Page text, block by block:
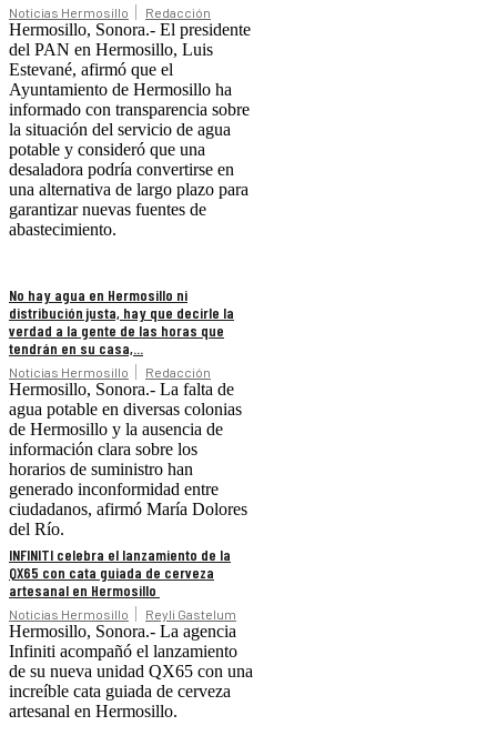
Noticias Hermosillo Redacción
Hermosillo, Sonora.- El presidente
del PAN en Hermosillo, Luis
Estevané, afirmó que el
Ayuntamiento de Hermosillo ha
informado con transparencia sobre
la situación del servicio de agua
potable y consideró que una
desaladora podría convertirse en
una alternativa de largo plazo para
garantizar nuevas fuentes de
abastecimiento.
No hay agua en Hermosillo ni
distribución justa, hay que decirle la
verdad a la gente de las horas que
tendrán en su casa,...
Noticias Hermosillo Redacción
Hermosillo, Sonora.- La falta de
agua potable en diversas colonias
de Hermosillo y la ausencia de
información clara sobre los
horarios de suministro han
generado inconformidad entre
ciudadanos, afirmó María Dolores
del Río.
INFINITI celebra el lanzamiento de la
QX65 con cata guiada de cerveza
artesanal en Hermosillo
Noticias Hermosillo Reyli Gastelum
Hermosillo, Sonora.- La agencia
Infiniti acompañó el lanzamiento
de su nueva unidad QX65 con una
increíble cata guiada de cerveza
artesanal en Hermosillo.